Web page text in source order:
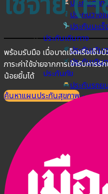
ประกันสุขภ
ประกันวาง
ประกันมะเร็
ประกันเดินทาง
ประกันเดิน
ประกันเดิน
ประกันภัย
ประกันรถย
พ.ร.บ. รถยนต์
ประกันควา
ประกันกลุ่
ประกันคีย์แม
ค้นหาประกันสุขภาพ
พร้อมรับมือ เมื่อบาดเจ็ดหรือเจ็บ
ภาระค่าใช้จ่ายจากการเข้ารับการ
น้อยยิ้มได้
ค้นหาแผนประกันสุขภาพ